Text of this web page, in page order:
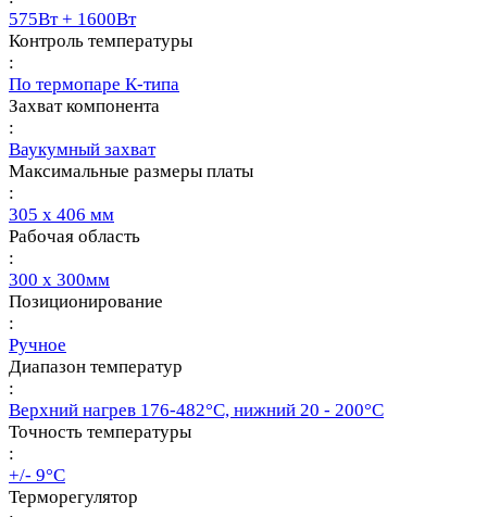
575Вт + 1600Вт
Контроль температуры
:
По термопаре К-типа
Захват компонента
:
Ваукумный захват
Максимальные размеры платы
:
305 х 406 мм
Рабочая область
:
300 х 300мм
Позиционирование
:
Ручное
Диапазон температур
:
Верхний нагрев 176-482°C, нижний 20 - 200°C
Точность температуры
:
+/- 9°С
Терморегулятор